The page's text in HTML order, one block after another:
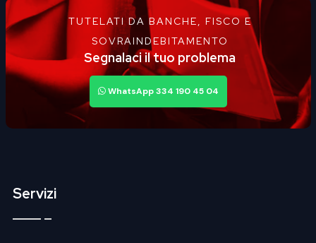
TUTELATI DA BANCHE, FISCO E
SOVRAINDEBITAMENTO
Segnalaci il tuo problema
WhatsApp 334 190 45 04
Servizi